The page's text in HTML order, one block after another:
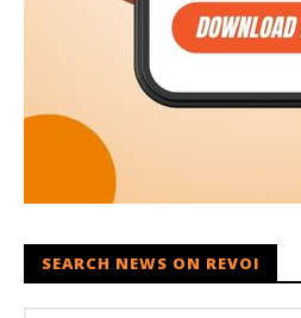
SEARCH NEWS ON REVOI